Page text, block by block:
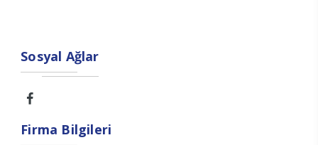
Sosyal Ağlar
Firma Bilgileri